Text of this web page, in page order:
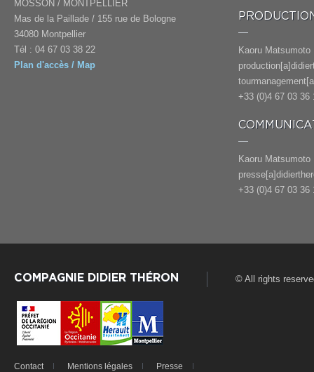
MOSSON / MONTPELLIER
Mas de la Paillade / 155 rue de Bologne
34080 Montpellier
Tél : 04 67 03 38 22
Plan d'accès / Map
Kaoru Matsumoto
+33 (0)4 67 03 36
Kaoru Matsumoto
+33 (0)4 67 03 36
COMPAGNIE DIDIER THÉRON © All rights
Contact Mentions légales Presse